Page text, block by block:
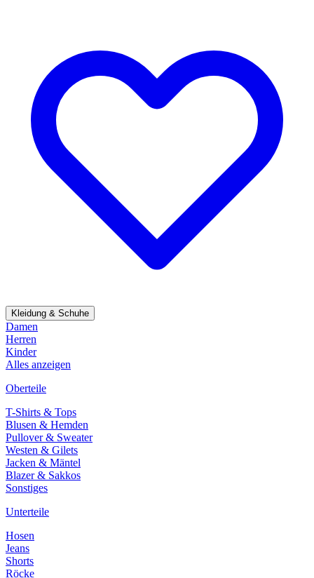
Kleidung & Schuhe
Damen
Herren
Kinder
Alles anzeigen
Oberteile
T-Shirts & Tops
Blusen & Hemden
Pullover & Sweater
Westen & Gilets
Jacken & Mäntel
Blazer & Sakkos
Sonstiges
Unterteile
Hosen
Jeans
Shorts
Röcke